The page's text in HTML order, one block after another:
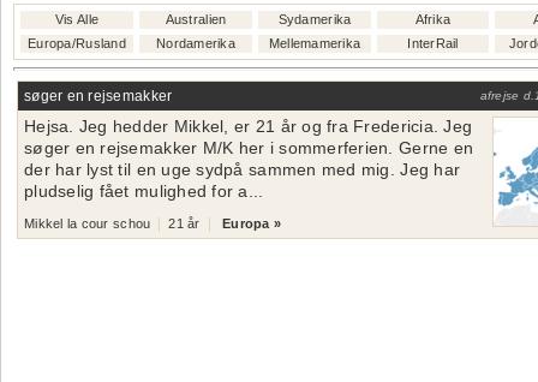
Vis Alle Australien Sydamerika Afrika
Europa/Rusland
Nordamerika Mellemamerika InterRail
søger en rejsemakker afrejse d.
Hejsa. Jeg hedder Mikkel, er 21 år og fra Fredericia. Jeg
søger en rejsemakker M/K her i sommerferien. Gerne en
der har lyst til en uge sydpå sammen med mig. Jeg har
pludselig fået mulighed for a...
Mikkel la cour schou 21 år Europa »